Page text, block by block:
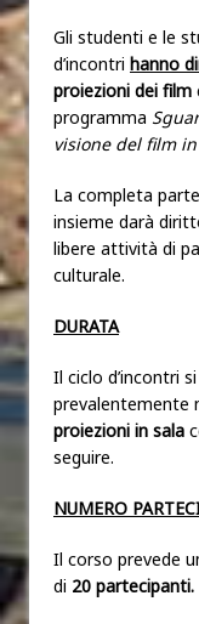
Gli studenti e le
d’incontri hanno
proiezioni dei film
programma
visione del film in
La completa
insieme darà
libere attività di
culturale.
DURATA
Il ciclo d’incontri
prevalentemente
proiezioni in sala
seguire.
NUMERO
Il corso prevede
di 20 partecipanti.